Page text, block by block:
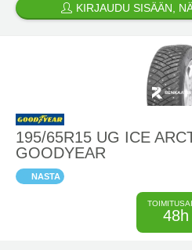
KIRJAUDU SISÄÄN,
195/65R15 UG ICE
GOODYEAR
NASTA
48h